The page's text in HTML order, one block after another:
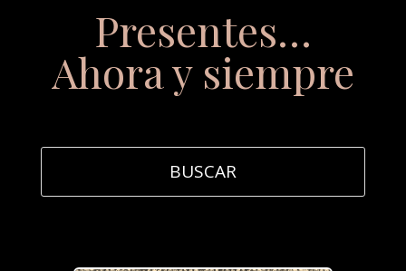
Presentes…
Ahora y siempre